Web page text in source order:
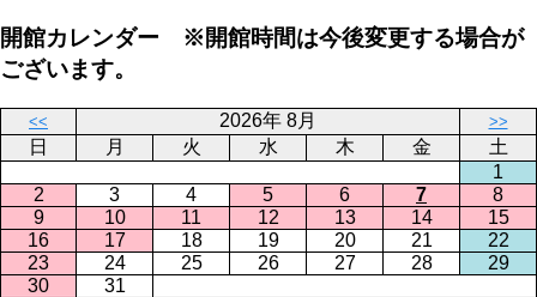
開館カレンダー ※開館時間は今後変更する場合が
ございます。
<< 2026年 8月 >>
日 月 火 水 木 金
土
1
2
3 4 5 6 7
8
9
10 11 12 13 14
15
16
17 18 19 20 21
22
23
24 25 26 27 28
29
30
31